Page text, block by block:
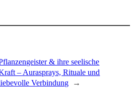
& ihre seelische
– Aurasprays, Rituale und
Verbindung
→